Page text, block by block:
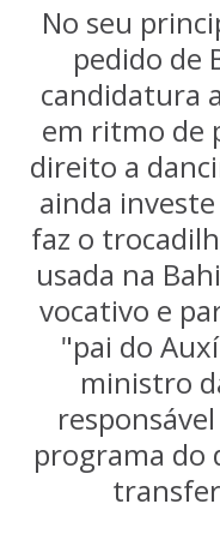
No seu
pedido de
candidatura
em ritmo de
direito a
ainda
faz o
usada na
vocativo e
"pai do
ministro
programa do